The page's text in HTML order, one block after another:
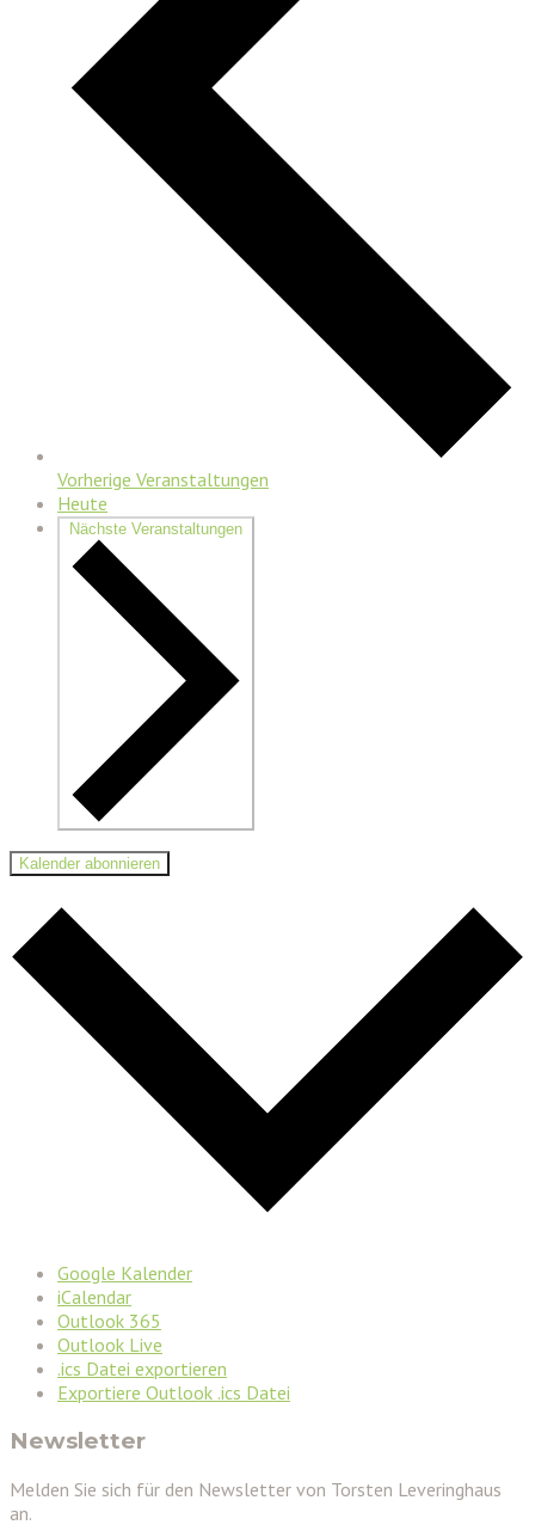
Vorherige Veranstaltungen
Heute
Nächste Veranstaltungen
Kalender abonnieren
Google Kalender
iCalendar
Outlook 365
Outlook Live
.ics Datei exportieren
Exportiere Outlook .ics Datei
Newsletter
Melden Sie sich für den Newsletter von Torsten Leveringhaus
an.